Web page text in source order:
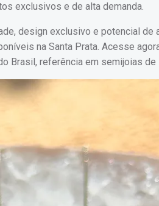
exclusivos e de alta demanda.
design exclusivo e potencial de
na Santa Prata. Acesse
Brasil, referência em semijoias de